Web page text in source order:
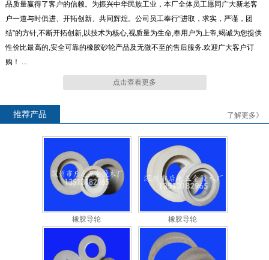
品质量赢得了客户的信赖。为振兴中华民族工业，本厂全体员工愿同广大新老客
户一道与时俱进、开拓创新、共同辉煌。公司员工奉行“进取，求实，严谨，团
结”的方针,不断开拓创新,以技术为核心,视质量为生命,奉用户为上帝,竭诚为您提供
性价比最高的,安全可靠的橡胶砂轮产品及无微不至的售后服务.欢迎广大客户订
购！ ...
点击查看更多
推荐产品 了解更多》
橡胶砂轮 橡胶砂轮
橡胶导轮 橡胶导轮